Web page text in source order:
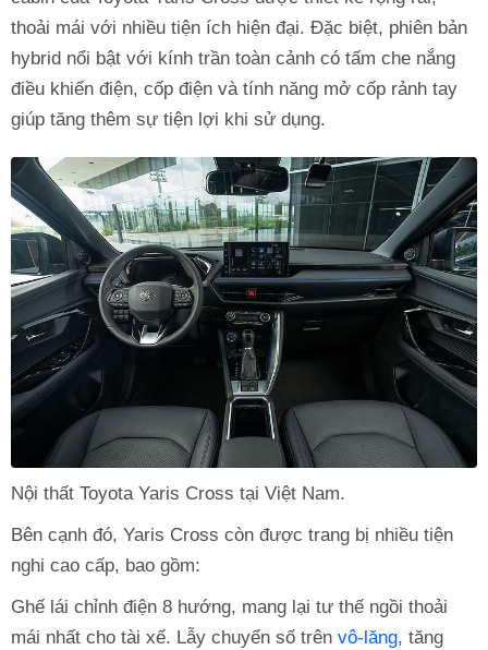
thoải mái với nhiều tiện ích hiện đại. Đặc biệt, phiên bản
hybrid nổi bật với kính trần toàn cảnh có tấm che nắng
điều khiển điện, cốp điện và tính năng mở cốp rảnh tay
giúp tăng thêm sự tiện lợi khi sử dụng.
Nội thất Toyota Yaris Cross tại Việt Nam.
Bên cạnh đó, Yaris Cross còn được trang bị nhiều tiện
nghi cao cấp, bao gồm:
Ghế lái chỉnh điện 8 hướng, mang lại tư thế ngồi thoải
mái nhất cho tài xế. Lẫy chuyển số trên vô-lăng, tăng